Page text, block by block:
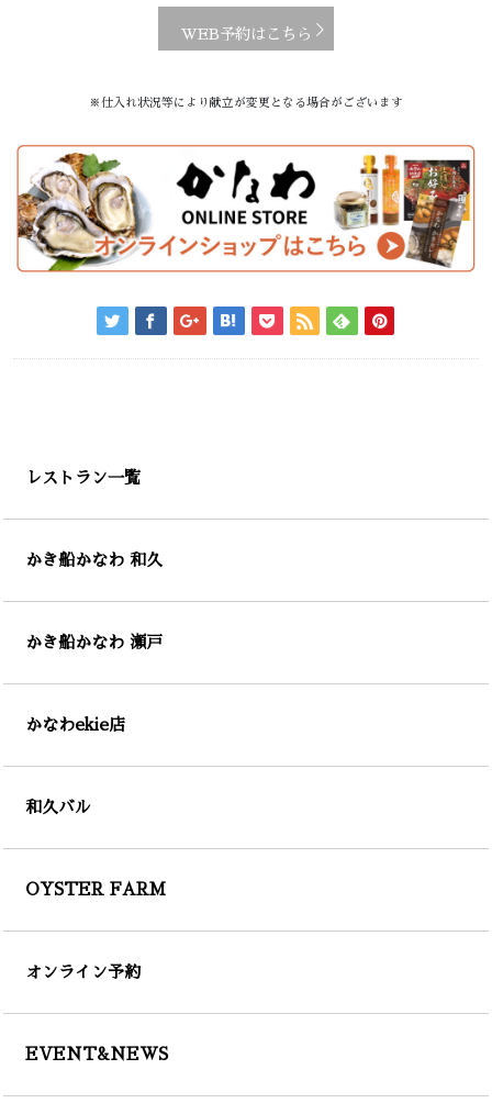
WEB予約はこちら
※仕入れ状況等により献立が変更となる場合がございます
レストラン一覧
かき船かなわ 和久
かき船かなわ 瀬戸
かなわekie店
和久バル
OYSTER FARM
オンライン予約
EVENT&NEWS